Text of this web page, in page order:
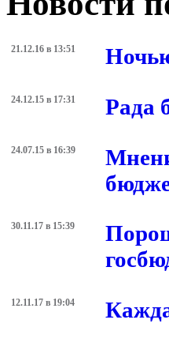
21.12.16 в 13:51
24.12.15 в 17:31 Рада
24.07.15 в 16:39
30.11.17 в 15:39
12.11.17 в 19:04